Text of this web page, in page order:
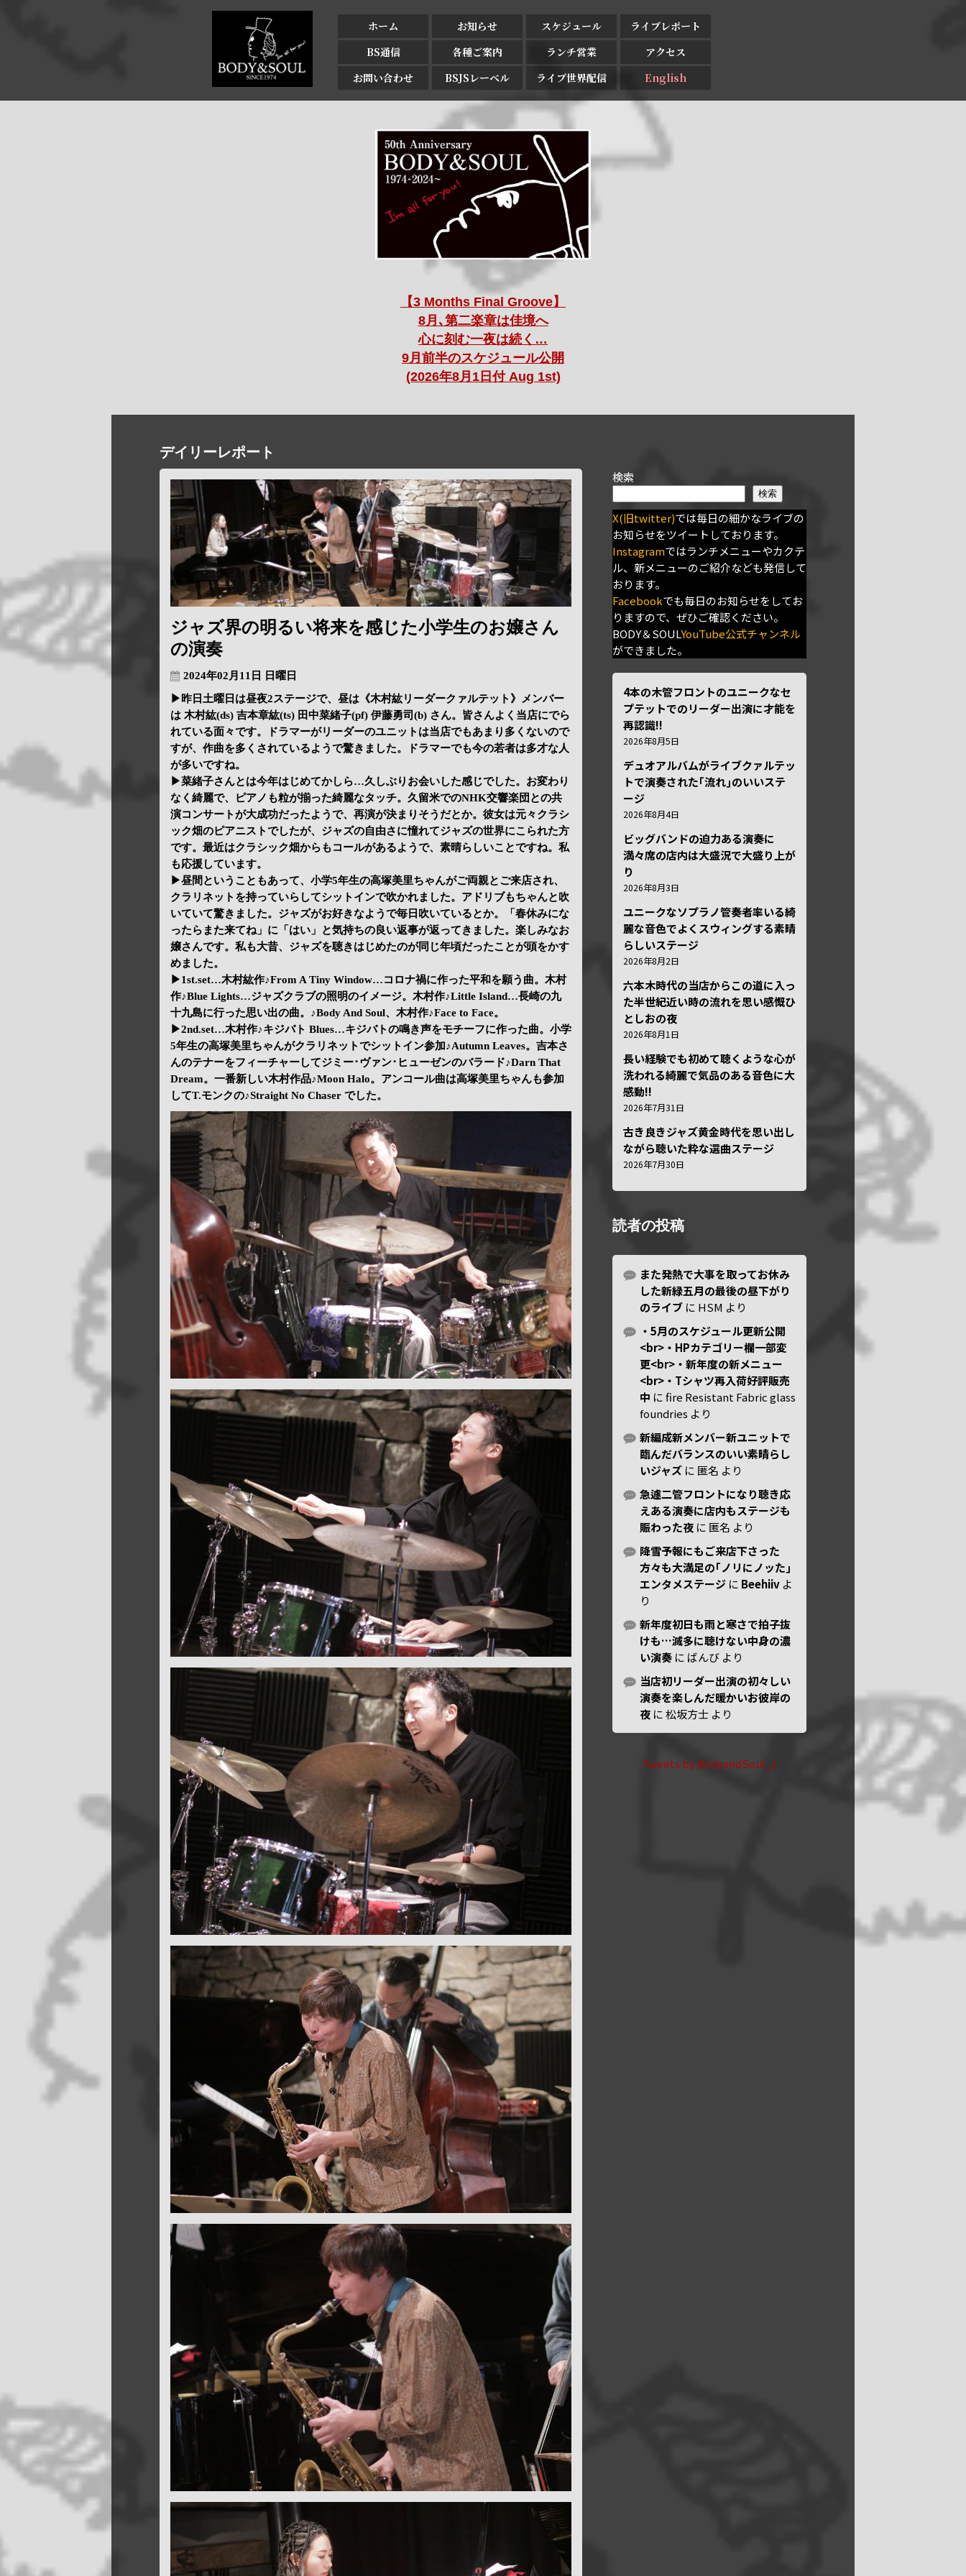
ホーム お知らせ スケジュール
ライブレポート
BS通信
各種ご案内 ランチ営業
アクセス
お問い合わせ
BSJSレーベル ライブ世界配信 English
【3 Months Final Groove】
8月､第二楽章は佳境へ
心に刻む一夜は続く…
9月前半のスケジュール公開
(2026年8月1日付 Aug 1st)
デイリーレポート
ジャズ界の明るい将来を感じた小学生のお嬢さん
の演奏
2024年02月11日 日曜日
▶昨日土曜日は昼夜2ステージで、昼は《木村紘リーダークァルテット》メンバー
は 木村紘(ds) 吉本章紘(ts) 田中菜緒子(pf) 伊藤勇司(b) さん。皆さんよく当店にでら
れている面々です。ドラマーがリーダーのユニットは当店でもあまり多くないので
すが、作曲を多くされているようで驚きました。ドラマーでも今の若者は多才な人
が多いですね。
▶菜緒子さんとは今年はじめてかしら…久しぶりお会いした感じでした。お変わり
なく綺麗で、ピアノも粒が揃った綺麗なタッチ。久留米でのNHK交響楽団との共
演コンサートが大成功だったようで、再演が決まりそうだとか。彼女は元々クラシ
ック畑のピアニストでしたが、ジャズの自由さに憧れてジャズの世界にこられた方
です。最近はクラシック畑からもコールがあるようで、素晴らしいことですね。私
も応援しています。
▶昼間ということもあって、小学5年生の高塚美里ちゃんがご両親とご来店され、
クラリネットを持っていらしてシットインで吹かれました。アドリブもちゃんと吹
いていて驚きました。ジャズがお好きなようで毎日吹いているとか。「春休みにな
ったらまた来てね」に「はい」と気持ちの良い返事が返ってきました。楽しみなお
嬢さんです。私も大昔、ジャズを聴きはじめたのが同じ年頃だったことが頭をかす
めました。
▶1st.set…木村紘作♪From A Tiny Window…コロナ禍に作った平和を願う曲。木村
作♪Blue Lights…ジャズクラブの照明のイメージ。木村作♪Little Island…長崎の九
十九島に行った思い出の曲。♪Body And Soul、木村作♪Face to Face。
▶2nd.set…木村作♪キジバト Blues…キジバトの鳴き声をモチーフに作った曲。小学
5年生の高塚美里ちゃんがクラリネットでシットイン参加♪Autumn Leaves。吉本さ
んのテナーをフィーチャーしてジミー･ヴァン･ヒューゼンのバラード♪Darn That
Dream。一番新しい木村作品♪Moon Halo。アンコール曲は高塚美里ちゃんも参加
してT.モンクの♪Straight No Chaser でした。
検索
検索
X(旧twitter)では毎日の細かなライブの
お知らせをツイートしております。
Instagramではランチメニューやカクテ
ル、新メニューのご紹介なども発信して
おります。
Facebookでも毎日のお知らせをしてお
りますので、ぜひご確認ください。
BODY＆SOULYouTube公式チャンネル
ができました。
4本の木管フロントのユニークなセ
プテットでのリーダー出演に才能を
再認識!!
2026年8月5日
デュオアルバムがライブクァルテッ
トで演奏された｢流れ｣のいいステ
ージ
2026年8月4日
ビッグバンドの迫力ある演奏に
満々席の店内は大盛況で大盛り上が
り
2026年8月3日
ユニークなソプラノ管奏者率いる綺
麗な音色でよくスウィングする素晴
らしいステージ
2026年8月2日
六本木時代の当店からこの道に入っ
た半世紀近い時の流れを思い感慨ひ
としおの夜
2026年8月1日
長い経験でも初めて聴くような心が
洗われる綺麗で気品のある音色に大
感動!!
2026年7月31日
古き良きジャズ黄金時代を思い出し
ながら聴いた粋な選曲ステージ
2026年7月30日
読者の投稿
また発熱で大事を取ってお休み
した新緑五月の最後の昼下がり
のライブ に HSM より
・5月のスケジュール更新公開
<br>・HPカテゴリー欄一部変
更<br>・新年度の新メニュー
<br>・Tシャツ再入荷好評販売
中 にfire Resistant Fabric glass
foundries より
新編成新メンバー新ユニットで
臨んだバランスのいい素晴らし
いジャズ に 匿名 より
急遽二管フロントになり聴き応
えある演奏に店内もステージも
賑わった夜 に 匿名 より
降雪予報にもご来店下さった
方々も大満足の｢ノリにノッた｣
エンタメステージ に Beehiiv よ
り
新年度初日も雨と寒さで拍子抜
けも…滅多に聴けない中身の濃
い演奏 に ばんび より
当店初リーダー出演の初々しい
演奏を楽しんだ暖かいお彼岸の
夜 に松坂方士 より
Tweets by BodyandSoul_J